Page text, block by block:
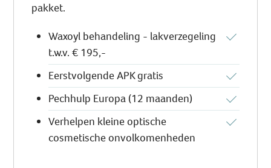
pakket.
Waxoyl behandeling - lakverzegeling
t.w.v. € 195,-
Eerstvolgende APK gratis
Pechhulp Europa (12 maanden)
Verhelpen kleine optische
cosmetische onvolkomenheden